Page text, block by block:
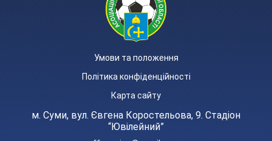
Умови та положення
Політика конфіденційності
Карта сайту
м. Суми, вул. Євгена Коростельова, 9. Стадіон
“Ювілейний”